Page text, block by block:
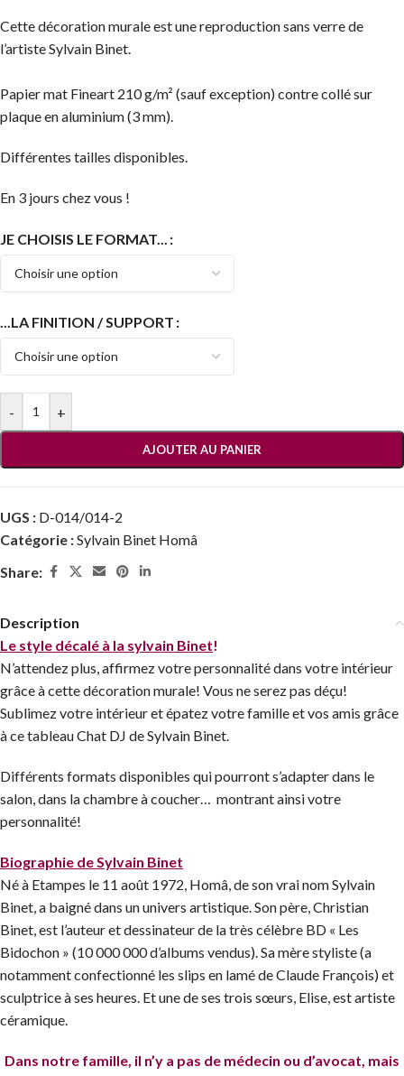
Cette décoration murale est une reproduction sans verre de
l’artiste Sylvain Binet.
Papier mat Fineart 210 g/m² (sauf exception) contre collé sur
plaque en aluminium (3 mm).
Différentes tailles disponibles.
En 3 jours chez vous !
JE CHOISIS LE FORMAT...
...LA FINITION / SUPPORT
- +
AJOUTER AU PANIER
UGS : D-014/014-2
Catégorie :Sylvain Binet Homâ
Share:
Description
Le style décalé à la sylvain Binet!
N’attendez plus, affirmez votre personnalité dans votre intérieur
grâce à cette décoration murale! Vous ne serez pas déçu!
Sublimez votre intérieur et épatez votre famille et vos amis grâce
à ce tableau Chat DJ de Sylvain Binet.
Différents formats disponibles qui pourront s’adapter dans le
salon, dans la chambre à coucher… montrant ainsi votre
personnalité!
Biographie de Sylvain Binet
Né à Etampes le 11 août 1972, Homâ, de son vrai nom Sylvain
Binet, a baigné dans un univers artistique. Son père, Christian
Binet, est l’auteur et dessinateur de la très célèbre BD « Les
Bidochon » (10 000 000 d’albums vendus). Sa mère styliste (a
notamment confectionné les slips en lamé de Claude François) et
sculptrice à ses heures. Et une de ses trois sœurs, Elise, est artiste
céramique.
Dans notre famille, il n’y a pas de médecin ou d’avocat, mais